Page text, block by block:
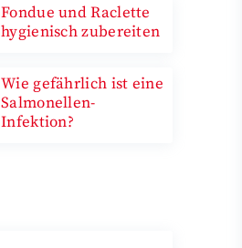
Fondue und Raclette
hygienisch zubereiten
Wie gefährlich ist eine
Salmonellen-
Infektion?